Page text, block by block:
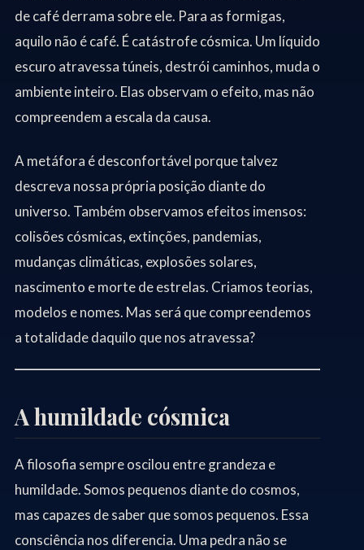
de café derrama sobre ele. Para as formigas,
aquilo não é café. É catástrofe cósmica. Um líquido
escuro atravessa túneis, destrói caminhos, muda o
ambiente inteiro. Elas observam o efeito, mas não
compreendem a escala da causa.
A metáfora é desconfortável porque talvez
descreva nossa própria posição diante do
universo. Também observamos efeitos imensos:
colisões cósmicas, extinções, pandemias,
mudanças climáticas, explosões solares,
nascimento e morte de estrelas. Criamos teorias,
modelos e nomes. Mas será que compreendemos
a totalidade daquilo que nos atravessa?
A humildade cósmica
A filosofia sempre oscilou entre grandeza e
humildade. Somos pequenos diante do cosmos,
mas capazes de saber que somos pequenos. Essa
consciência nos diferencia. Uma pedra não se